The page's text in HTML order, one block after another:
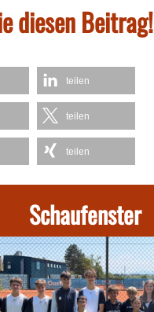
diesen Beitrag!
teilen
teilen
teilen
Schaufenster